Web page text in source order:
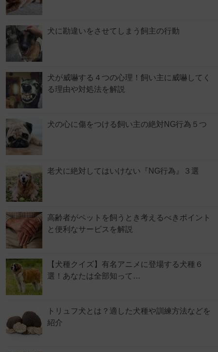
犬に勘違いをさせてしまう飼主の行動
犬が威嚇する４つの心理！飼い主に威嚇してく
る理由や対処法を解説
犬の心に傷をつける飼い主の絶対NG行為５つ
老犬に絶対してはいけない『NG行為』３選
高齢者がペットを飼うとき考えるべきポイント
と便利なサービスを解説
【犬種クイズ】有名アニメに登場する犬種６
選！あなたは全部知って…
トリュフ犬とは？適した犬種や訓練方法などを
紹介